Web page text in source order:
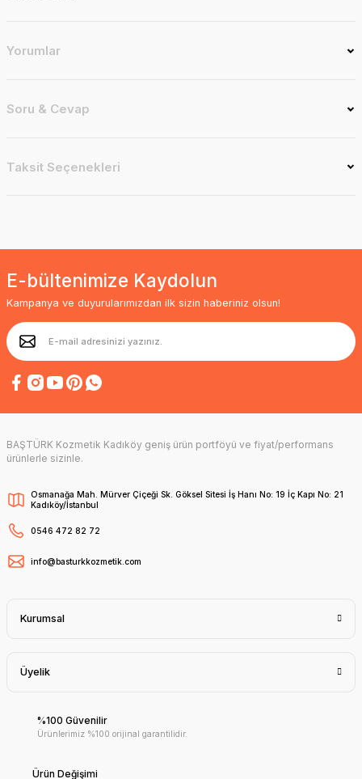
Yorumlar
Soru & Cevap
Taksit Seçenekleri
E-bültenimize Kaydolun
Kampanya ve duyurularımızdan ilk sizin haberiniz olsun!
BAŞTÜRK Kozmetik Kadıköy geniş ürün portföyü ve fiyat/performans
ürünlerle sizinle.
Osmanağa Mah. Mürver Çiçeği Sk. Göksel Sitesi İş Hanı No: 19 İç Kapı No: 21
Kadıköy/İstanbul
0546 472 82 72
info@basturkkozmetik.com
Kurumsal
Üyelik
%100 Güvenilir
Ürünlerimiz %100 orijinal garantilidir.
Ürün Değişimi